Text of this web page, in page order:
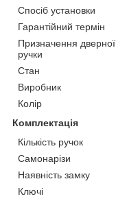
Спосіб установки
Гарантійний термін
Призначення дверної
ручки
Стан
Виробник
Колір
Комплектація
Кількість ручок
Самонарізи
Наявність замку
Ключі